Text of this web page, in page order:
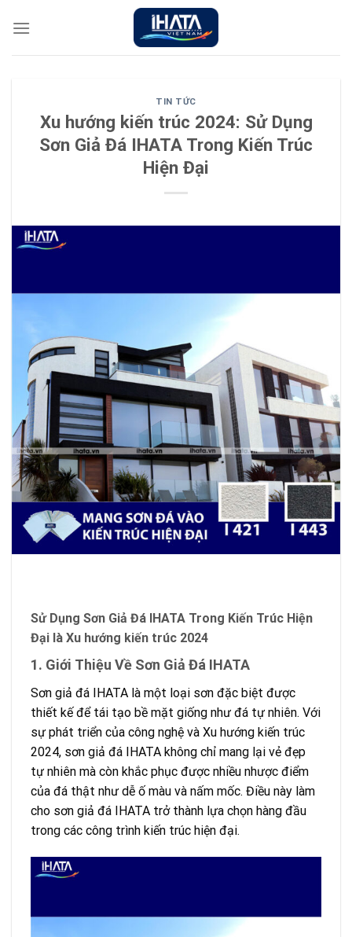
đến
TIN TỨC
Xu hướng kiến trúc 2024: Sử Dụng
Sơn Giả Đá IHATA Trong Kiến Trúc
Hiện Đại
Sử Dụng Sơn Giả Đá IHATA Trong Kiến Trúc Hiện
Đại là Xu hướng kiến trúc 2024
1. Giới Thiệu Về Sơn Giả Đá IHATA
Sơn giả đá IHATA là một loại sơn đặc biệt được
thiết kế để tái tạo bề mặt giống như đá tự nhiên. Với
sự phát triển của công nghệ và Xu hướng kiến trúc
2024, sơn giả đá IHATA không chỉ mang lại vẻ đẹp
tự nhiên mà còn khắc phục được nhiều nhược điểm
của đá thật như dễ ố màu và nấm mốc. Điều này làm
cho sơn giả đá IHATA trở thành lựa chọn hàng đầu
trong các công trình kiến trúc hiện đại.